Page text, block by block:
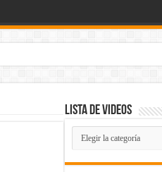
Lista de Videos
Lista
de
Videos